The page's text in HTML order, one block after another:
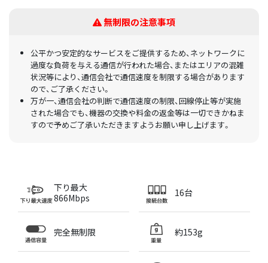
無制限の注意事項
公平かつ安定的なサービスをご提供するため、ネットワークに
過度な負荷を与える通信が行われた場合、またはエリアの混雑
状況等により、通信会社で通信速度を制限する場合があります
ので、ご了承ください。
万が一、通信会社の判断で通信速度の制限、回線停止等が実施
された場合でも、機器の交換や料金の返金等は一切できかねま
すので予めご了承いただきますようお願い申し上げます。
下り最大
866Mbps
16台
完全無制限 約153g